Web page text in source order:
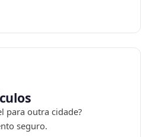
para outra cidade?
seguro.